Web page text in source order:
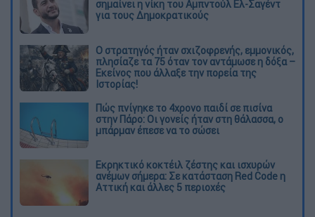
σημαίνει η νίκη του Αμπντούλ Ελ-Σαγέντ
για τους Δημοκρατικούς
O στρατηγός ήταν σχιζοφρενής, εμμονικός,
πλησίαζε τα 75 όταν τον αντάμωσε η δόξα –
Εκείνος που άλλαξε την πορεία της
Ιστορίας!
Πώς πνίγηκε το 4χρονο παιδί σε πισίνα
στην Πάρο: Οι γονείς ήταν στη θάλασσα, ο
μπάρμαν έπεσε να το σώσει
Εκρηκτικό κοκτέιλ ζέστης και ισχυρών
ανέμων σήμερα: Σε κατάσταση Red Code η
Αττική και άλλες 5 περιοχές